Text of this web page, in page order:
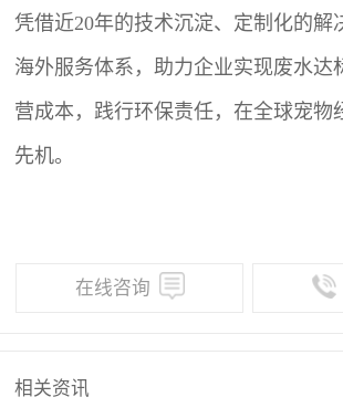
凭借近20年的技术沉淀、定制化的解
海外服务体系，助力企业实现废水达
营成本，践行环保责任，在全球宠物
先机。
在线咨询
相关资讯